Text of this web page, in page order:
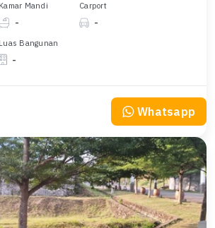
Kamar Mandi
-
Carport
-
Luas Bangunan
-
Whatsapp